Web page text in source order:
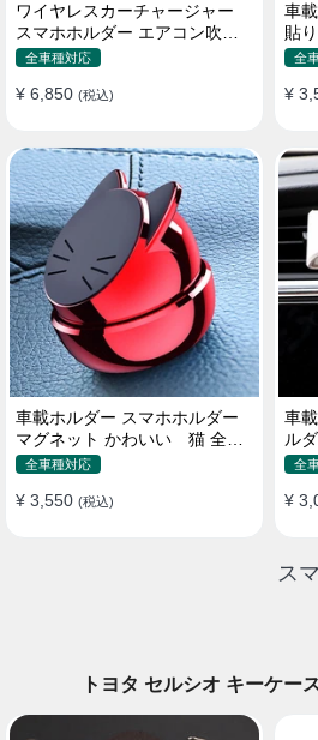
ワイヤレスカーチャージャー
スマホホルダー エアコン吹き
出し口/ 貼り付け
全車種対応
¥ 6,850 (税込)
車
貼
リ全
¥
車載ホルダー スマホホルダー
マグネット かわいい 猫 全機
種 片手操作
全車種対応
¥ 3,550 (税込)
車
ル
付全
¥
ス
トヨタ セルシオ キーケー